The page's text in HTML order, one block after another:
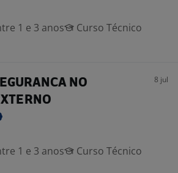
1 e 3 anos
Curso Técnico
NO
8 jul
1 e 3 anos
Curso Técnico